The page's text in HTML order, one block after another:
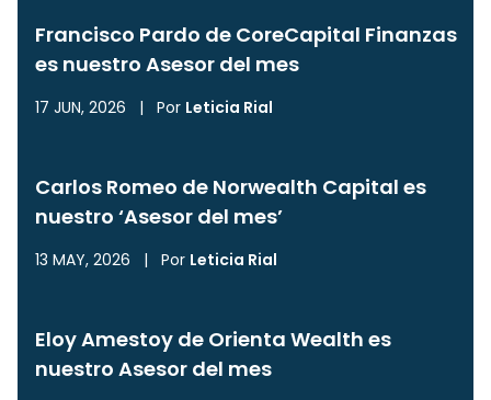
Francisco Pardo de CoreCapital Finanzas
es nuestro Asesor del mes
17 JUN, 2026 | Por Leticia Rial
Carlos Romeo de Norwealth Capital es
nuestro ‘Asesor del mes’
13 MAY, 2026 | Por Leticia Rial
Eloy Amestoy de Orienta Wealth es
nuestro Asesor del mes